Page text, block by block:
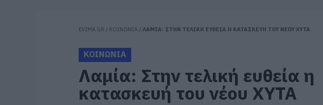
EVIMA.GR / ΚΟΙΝΩΝΙΑ / ΛΑΜΙΑ: ΣΤΗΝ ΤΕΛΙΚΗ ΕΥΘΕΙΑ Η ΚΑΤΑΣΚΕΥΗ ΤΟΥ ΝΕΟΥ ΧΥΤΑ
ΚΟΙΝΩΝΙΑ
Λαμία: Στην τελική ευθεία η
κατασκευή του νέου ΧΥΤΑ